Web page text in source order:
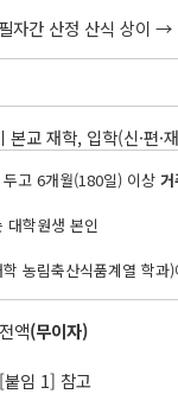
자간 산정 산식 상이
교 재학, 입학(신·편·
고 6개월(180일) 이상
대학원생 본인
농림축산식품계열 학
액(무이자)
붙임 1] 참고